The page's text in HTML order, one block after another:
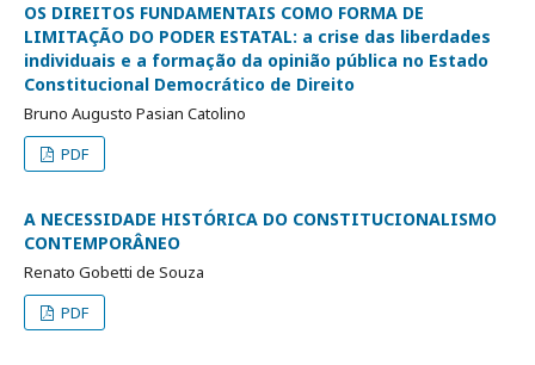
OS DIREITOS FUNDAMENTAIS COMO FORMA DE
LIMITAÇÃO DO PODER ESTATAL: a crise das liberdades
individuais e a formação da opinião pública no Estado
Constitucional Democrático de Direito
Bruno Augusto Pasian Catolino
PDF
A NECESSIDADE HISTÓRICA DO CONSTITUCIONALISMO
CONTEMPORÂNEO
Renato Gobetti de Souza
PDF